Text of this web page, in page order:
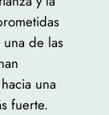
de las
una
fuerte.